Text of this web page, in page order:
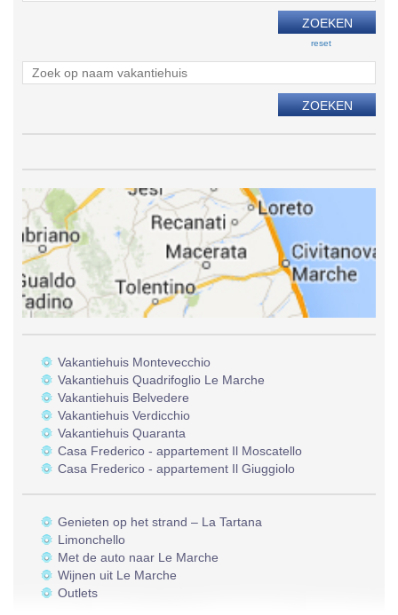
reset
Vakantiehuis Montevecchio
Vakantiehuis Quadrifoglio Le Marche
Vakantiehuis Belvedere
Vakantiehuis Verdicchio
Vakantiehuis Quaranta
Casa Frederico - appartement Il Moscatello
Casa Frederico - appartement Il Giuggiolo
Genieten op het strand – La Tartana
Limonchello
Met de auto naar Le Marche
Wijnen uit Le Marche
Outlets